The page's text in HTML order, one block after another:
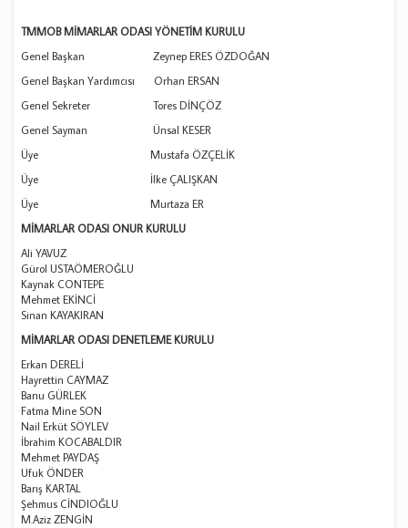
TMMOB MİMARLAR ODASI YÖNETİM KURULU
Genel Başkan Zeynep ERES ÖZDOĞAN
Genel Başkan Yardımcısı Orhan ERSAN
Genel Sekreter Tores DİNÇÖZ
Genel Sayman Ünsal KESER
Üye Mustafa ÖZÇELİK
Üye İlke ÇALIŞKAN
Üye Murtaza ER
MİMARLAR ODASI ONUR KURULU
Ali YAVUZ
Gürol USTAÖMEROĞLU
Kaynak CONTEPE
Mehmet EKİNCİ
Sinan KAYAKIRAN
MİMARLAR ODASI DENETLEME KURULU
Erkan DERELİ
Hayrettin CAYMAZ
Banu GÜRLEK
Fatma Mine SON
Nail Erküt SÖYLEV
İbrahim KOCABALDIR
Mehmet PAYDAŞ
Ufuk ÖNDER
Barış KARTAL
Şehmus CİNDIOĞLU
M.Aziz ZENGİN